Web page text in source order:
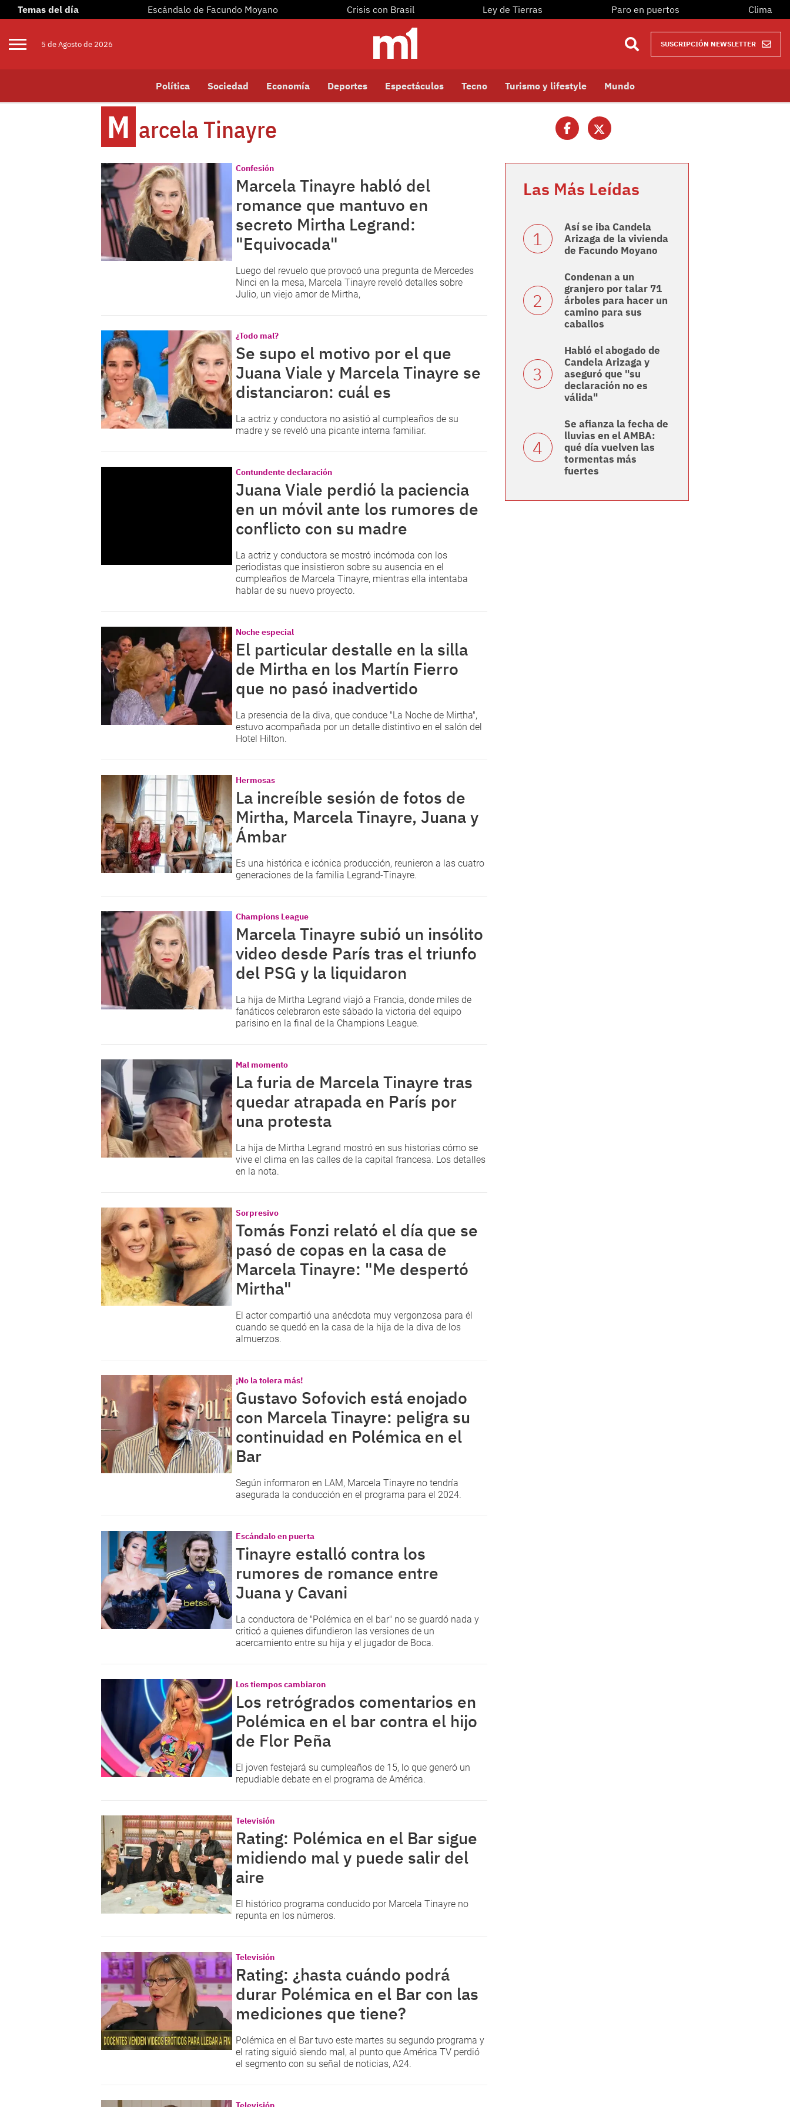
Temas del día Escándalo de Facundo Moyano Crisis con Brasil Ley de Tierras Paro en puertos Clima
5 deAgostode 2026 SUSCRIPCIÓN NEWSLETTER
Política Sociedad Economía Deportes Espectáculos Tecno Turismo y lifestyle Mundo
M Arcela Tinayre
Confesión
Marcela Tinayre habló del
romance que mantuvo en
secreto Mirtha Legrand:
"Equivocada"
Luego del revuelo que provocó una pregunta de Mercedes
Ninci en la mesa, Marcela Tinayre reveló detalles sobre
Julio, un viejo amor de Mirtha,
¿Todo mal?
Se supo el motivo por el que
Juana Viale y Marcela Tinayre se
distanciaron: cuál es
La actriz y conductora no asistió al cumpleaños de su
madre y se reveló una picante interna familiar.
Contundente declaración
Juana Viale perdió la paciencia
en un móvil ante los rumores de
conflicto con su madre
La actriz y conductora se mostró incómoda con los
periodistas que insistieron sobre su ausencia en el
cumpleaños de Marcela Tinayre, mientras ella intentaba
hablar de su nuevo proyecto.
Noche especial
El particular destalle en la silla
de Mirtha en los Martín Fierro
que no pasó inadvertido
La presencia de la diva, que conduce "La Noche de Mirtha",
estuvo acompañada por un detalle distintivo en el salón del
Hotel Hilton.
Hermosas
La increíble sesión de fotos de
Mirtha, Marcela Tinayre, Juana y
Ámbar
Es una histórica e icónica producción, reunieron a las cuatro
generaciones de la familia Legrand-Tinayre.
Champions League
Marcela Tinayre subió un insólito
video desde París tras el triunfo
del PSG y la liquidaron
La hija de Mirtha Legrand viajó a Francia, donde miles de
fanáticos celebraron este sábado la victoria del equipo
parisino en la final de la Champions League.
Mal momento
La furia de Marcela Tinayre tras
quedar atrapada en París por
una protesta
La hija de Mirtha Legrand mostró en sus historias cómo se
vive el clima en las calles de la capital francesa. Los detalles
en la nota.
Sorpresivo
Tomás Fonzi relató el día que se
pasó de copas en la casa de
Marcela Tinayre: "Me despertó
Mirtha"
El actor compartió una anécdota muy vergonzosa para él
cuando se quedó en la casa de la hija de la diva de los
almuerzos.
¡No la tolera más!
Gustavo Sofovich está enojado
con Marcela Tinayre: peligra su
continuidad en Polémica en el
Bar
Según informaron en LAM, Marcela Tinayreno tendría
asegurada la conducción en el programa para el 2024.
Escándalo en puerta
Tinayre estalló contra los
rumores de romance entre
Juana y Cavani
La conductora de "Polémica en el bar" no se guardó nada y
criticó a quienes difundieron las versiones de un
acercamiento entre su hija y el jugador de Boca.
Los tiempos cambiaron
Los retrógrados comentarios en
Polémica en el bar contra el hijo
de Flor Peña
El joven festejará su cumpleaños de 15, lo que generó un
repudiable debate en el programa de América.
Televisión
Rating: Polémica en el Bar sigue
midiendo mal y puede salir del
aire
El histórico programa conducido por Marcela Tinayre no
repunta en los números.
Televisión
Rating: ¿hasta cuándo podrá
durar Polémica en el Bar con las
mediciones que tiene?
Polémica en el Bar tuvo este martes su segundo programa y
el rating siguió siendo mal, al punto que América TV perdió
el segmento con su señal de noticias, A24.
Las Más Leídas
Así se iba Candela
Arizaga de la vivienda
de Facundo Moyano
Condenan a un
granjero por talar 71
árboles para hacer un
camino para sus
caballos
Habló el abogado de
Candela Arizaga y
aseguró que "su
declaración no es
válida"
Se afianza la fecha de
lluvias en el AMBA:
qué día vuelven las
tormentas más
fuertes